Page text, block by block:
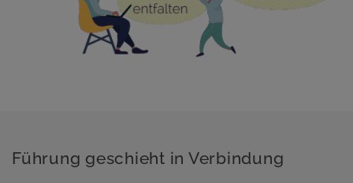
Führung geschieht in Verbindung